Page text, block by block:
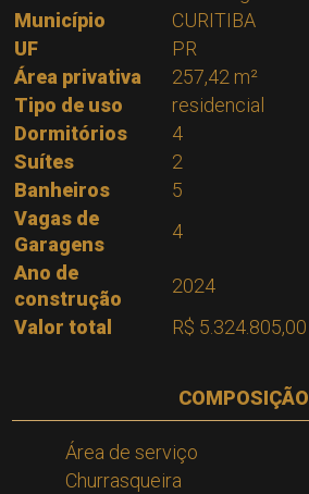
Município
CURITIBA
UF
PR
Área privativa
257,42 m²
Tipo de uso
residencial
Dormitórios
4
Suítes
2
Banheiros
5
Vagas de
Garagens
4
Ano de
construção
2024
Valor total
R$ 5.324.805,00
COMPOSIÇÃO
Área de serviço
Churrasqueira